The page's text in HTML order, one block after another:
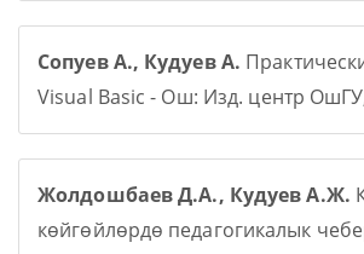
Сопуев А., Кудуев А.
Visual Basic - Ош: Изд. центр
Жолдошбаев Д.А., Кудуев А.Ж.
көйгөйлөрдө педагогикалык